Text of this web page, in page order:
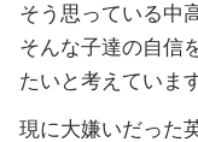
そう思っている中
そんな子達の自信
たいと考えています
現に大嫌いだった